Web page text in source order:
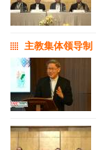
主教集体领导制